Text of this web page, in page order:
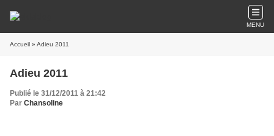
MENU
Accueil » Adieu 2011
Adieu 2011
Publié le 31/12/2011 à 21:42
Par Chansoline